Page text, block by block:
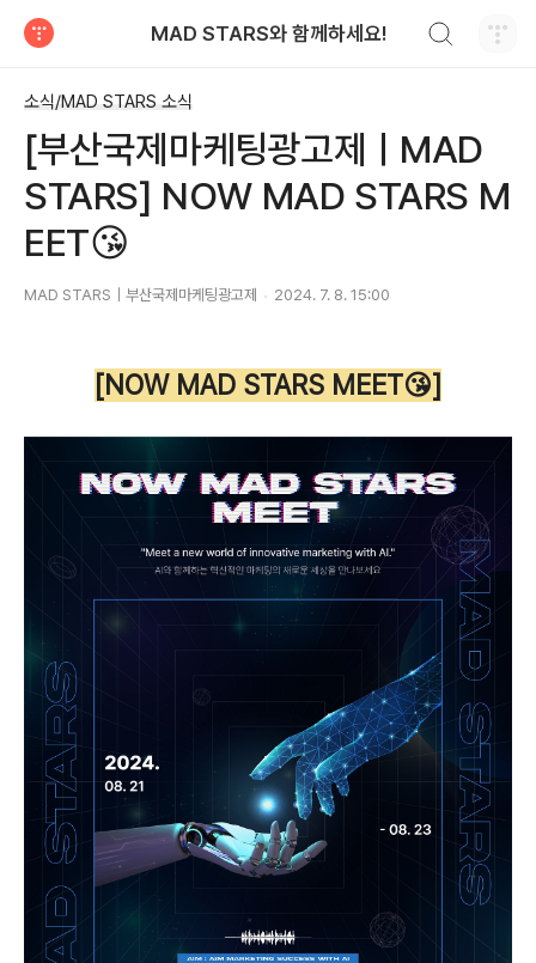
MAD STARS와 함께하세요!
소식/MAD STARS 소식
[부산국제마케팅광고제ㅣMAD
STARS] NOW MAD STARS M
EET😘
MAD STARS｜부산국제마케팅광고제 2024. 7. 8. 15:00
[NOW MAD STARS MEET😘]